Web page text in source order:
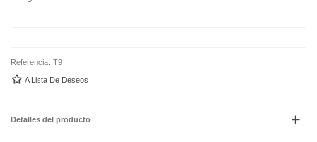
Referencia: T9
A Lista De Deseos
Detalles del producto